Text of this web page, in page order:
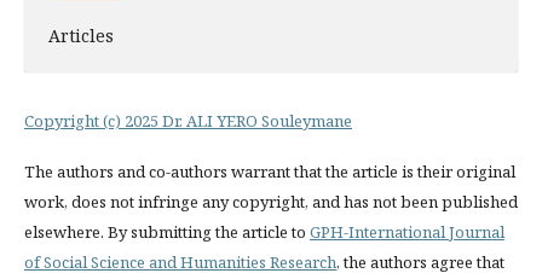
Articles
Copyright (c) 2025 Dr. ALI YERO Souleymane
The authors and co-authors warrant that the article is their original
work, does not infringe any copyright, and has not been published
elsewhere. By submitting the article to GPH-International Journal
of Social Science and Humanities Research, the authors agree that